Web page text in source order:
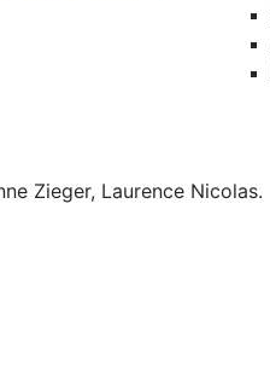
Zieger, Laurence Nicolas.